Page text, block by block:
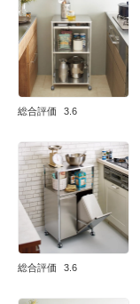
総合評価 3.6
総合評価 3.6